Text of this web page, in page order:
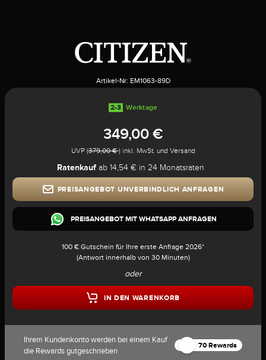
Artikel-Nr: EM1063-89D
2-3 Werktage
349,00 €
UVP (379,00 €) inkl. MwSt. und Versand
Ratenkauf ab 14,54 € in 24 Monatsraten
PREISANGEBOT UNVERBINDLICH ANFRAGEN
PREISANGEBOT MIT WHATSAPP ANFRAGEN
100 € Gutschein für Ihre erste Anfrage 2026*
(Antwort innerhalb von 30 Minuten)
oder
IN DEN WARENKORB
Ihrem Kundenkonto werden bei einem Kauf
die Rewards gutgeschrieben
70 Rewards